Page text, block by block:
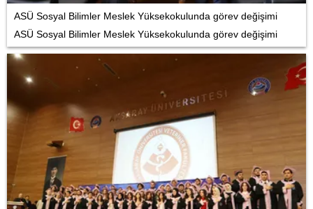
ASÜ Sosyal Bilimler Meslek Yüksekokulunda görev değişimi
ASÜ Sosyal Bilimler Meslek Yüksekokulunda görev değişimi